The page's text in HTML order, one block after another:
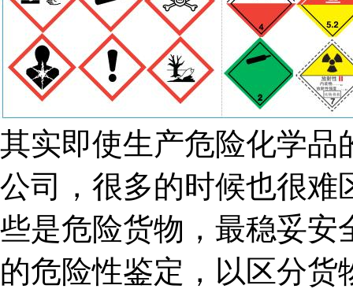
其实即使生产危险化学品
公司，很多的时候也很难
些是危险货物，最稳妥安
的危险性鉴定，以区分